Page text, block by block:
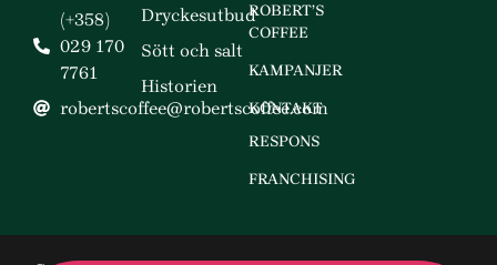
(+358)
029 170
7761
robertscoffee@robertscoffee.com
Dryckesutbud
Sött och salt
Historien
ROBERT’S
COFFEE
KAMPANJER
KONTAKT
RESPONS
FRANCHISING